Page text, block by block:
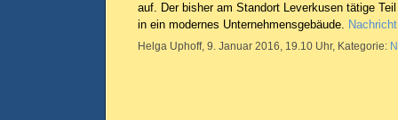
auf. Der bisher am Standort Leverkusen tätige
in ein modernes Unternehmensgebäude.
Helga Uphoff, 9. Januar 2016, 19.10 Uhr, Kategorie: